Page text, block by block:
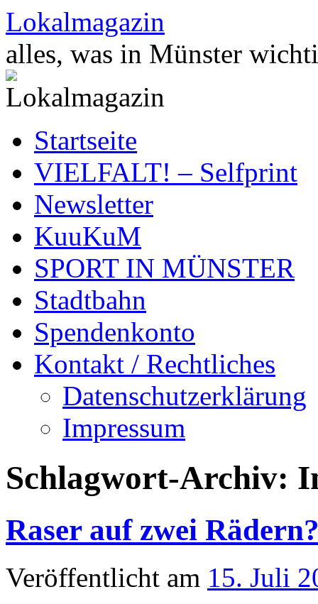
Zum
Inhalt
springen
Lokalmagazin
alles, was in Münster
Startseite
VIELFALT! – Selfprint
Newsletter
KuuKuM
SPORT IN MÜNSTER
Stadtbahn
Spendenkonto
Kontakt / Rechtliches
Datenschutzerklärung
Impressum
Schlagwort-Archiv:
Raser auf zwei
Veröffentlicht am 15. Juli